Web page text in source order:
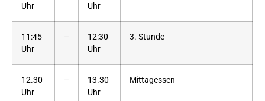
Uhr
Uhr
11:45
Uhr
–
12:30
Uhr
3. Stunde
12.30
Uhr
–
13.30
Uhr
Mittagessen